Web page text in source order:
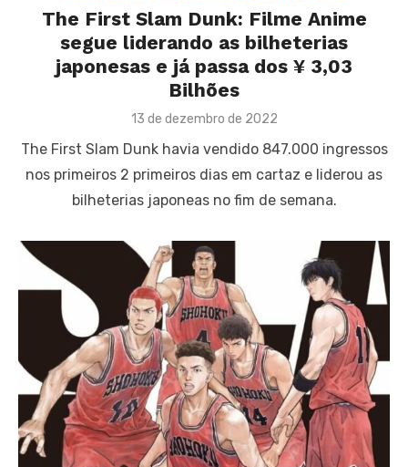
The First Slam Dunk: Filme Anime
segue liderando as bilheterias
japonesas e já passa dos ¥ 3,03
Bilhões
Posted
13 de dezembro de 2022
The First Slam Dunk havia vendido 847.000 ingressos
nos primeiros 2 primeiros dias em cartaz e liderou as
bilheterias japoneas no fim de semana.